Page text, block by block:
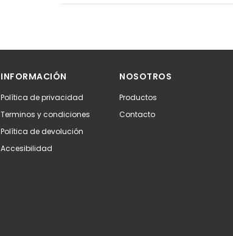
INFORMACIÓN
Política de privacidad
Terminos y condiciones
Política de devolución
Accesibilidad
NOSOTROS
Productos
Contacto